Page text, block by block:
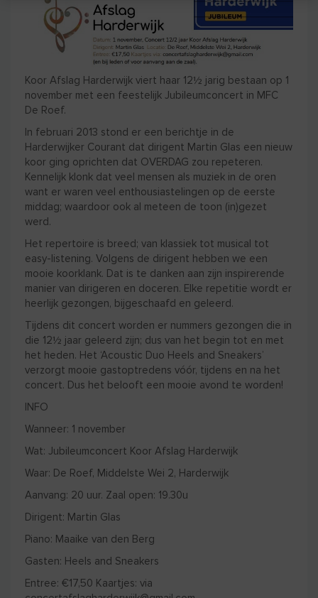
Koor Afslag Harderwijk viert haar 12½ jarig bestaan op 1
november met een feestelijk Jubileumconcert in MFC
De Roef.
In februari 2013 stond er een berichtje in de
Harderwijker Courant dat dirigent Martin Glas een nieuw
koor ging oprichten dat OVERDAG zou repeteren.
Kennelijk klonk dat veel mensen als muziek in de oren
want er waren veel enthousiastelingen op de eerste
middag; waardoor ook al meteen de toon (in)gezet
werd.
Het repertoire is breed; van klassiek tot musical tot
easy-listening. Volgens de dirigent hebben we een
mooie koorklank. Dat is te danken aan zijn inspirerende
manier van dirigeren en doceren. Elke repetitie wordt er
heerlijk gezongen, bijgeschaafd en geleerd.
Tijdens dit concert worden er nummers gezongen die in
die 12½ jaar geleerd zijn; dus van het begin tot en met
het heden. Het ‘Acoustic Duo Heels and Sneakers’
verzorgt mooie gastoptredens vóór, tijdens en na het
concert. Dus het belooft een mooie avond te worden!
INFO
Wanneer: 1 november
Wat: Jubileumconcert Koor Afslag Harderwijk
Waar: De Roef, Middelste Wei 2, Harderwijk
Aanvang: 20 uur. Zaal open: 19.30u
Dirigent: Martin Glas
Piano: Maaike van den Berg
Gasten: Heels and Sneakers
Entree: €17,50 Kaartjes: via